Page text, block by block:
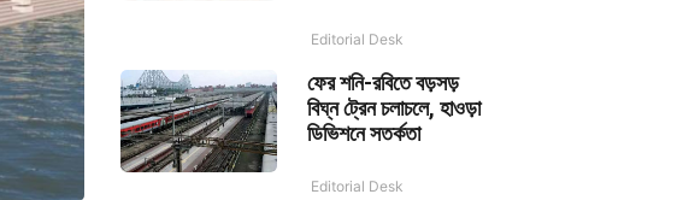
Editorial Desk
ফের শনি-রবিতে বড়সড়
বিঘ্ন ট্রেন চলাচলে, হাওড়া
ডিভিশনে সতর্কতা
Editorial Desk